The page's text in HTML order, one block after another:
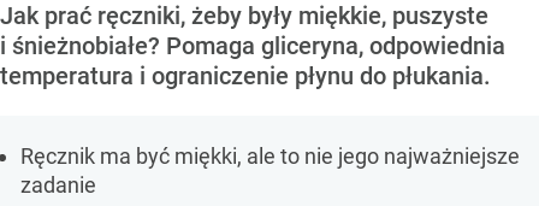
Jak prać ręczniki, żeby były miękkie, puszyste
i śnieżnobiałe? Pomaga gliceryna, odpowiednia
temperatura i ograniczenie płynu do płukania.
Ręcznik ma być miękki, ale to nie jego najważniejsze
zadanie